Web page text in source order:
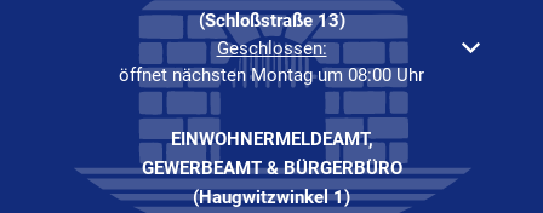
(Schloßstraße 13)
Klicken, um weitere Öffnungs- oder Schließzeiten
Geschlossen:
öffnet nächsten Montag um 08:00 Uhr
EINWOHNERMELDEAMT,
GEWERBEAMT & BÜRGERBÜRO
(Haugwitzwinkel 1)